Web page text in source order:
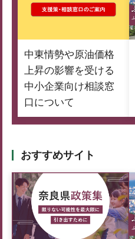
中東情勢や原油価格
上昇の影響を受ける
中小企業向け相談窓
口について
おすすめサイト